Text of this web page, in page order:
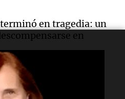
se prepara para una
30.000 turistas y el
de la Vincha
de Pourrain:
en tragedia: un
en
años con un golazo